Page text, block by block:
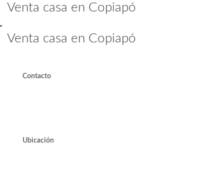
Venta casa en Copiapó
Venta casa en Copiapó
Contacto
Ubicación